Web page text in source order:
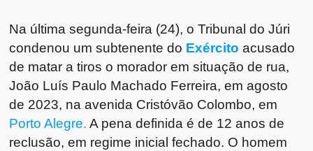
Na última segunda-feira (24), o Tribunal do Júri
condenou um subtenente do Exército acusado
de matar a tiros o morador em situação de rua,
João Luís Paulo Machado Ferreira, em agosto
de 2023, na avenida Cristóvão Colombo, em
Porto Alegre. A pena definida é de 12 anos de
reclusão, em regime inicial fechado. O homem